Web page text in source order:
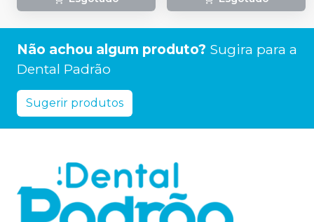
Não achou algum produto? Sugira para a
Dental Padrão
Sugerir produtos